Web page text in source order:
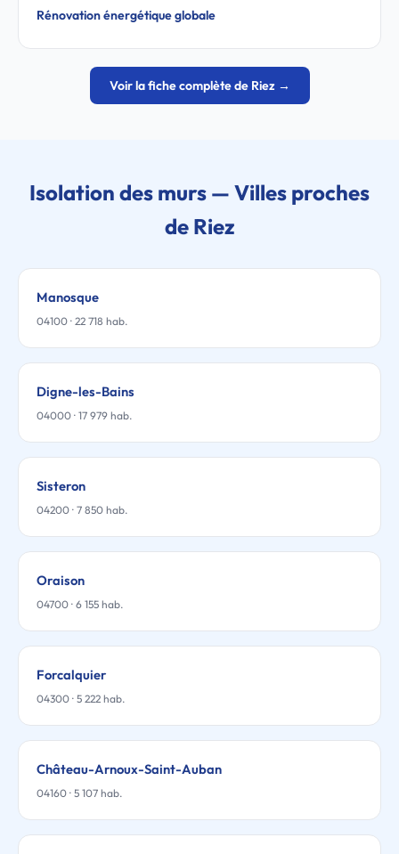
Rénovation énergétique globale
Voir la fiche complète de Riez →
Isolation des murs — Villes proches
de Riez
Manosque
04100 · 22 718 hab.
Digne-les-Bains
04000 · 17 979 hab.
Sisteron
04200 · 7 850 hab.
Oraison
04700 · 6 155 hab.
Forcalquier
04300 · 5 222 hab.
Château-Arnoux-Saint-Auban
04160 · 5 107 hab.